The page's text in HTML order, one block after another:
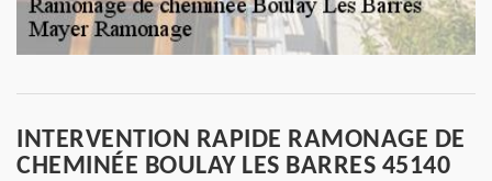
INTERVENTION RAPIDE RAMONAGE DE
CHEMINÉE BOULAY LES BARRES 45140